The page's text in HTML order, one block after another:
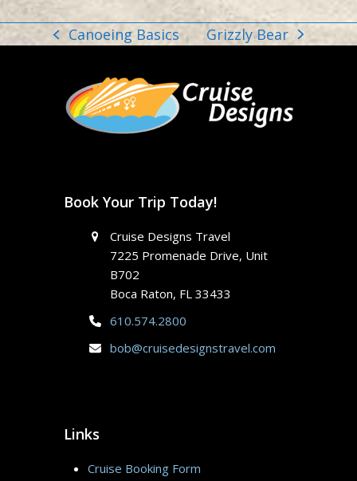
previous
Canoeing Basics
next
Grizzly Bear
Book Your Trip Today!
Cruise Designs Travel
7225 Promenade Drive, Unit
B702
Boca Raton, FL 33433
610.574.2800
bob@cruisedesignstravel.com
Links
Cruise Booking Form